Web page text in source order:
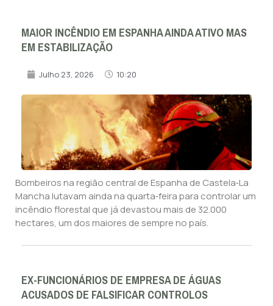
MAIOR INCÊNDIO EM ESPANHA AINDA ATIVO MAS
EM ESTABILIZAÇÃO
Julho 23, 2026 10:20
Bombeiros na região central de Espanha de Castela‑La
Mancha lutavam ainda na quarta‑feira para controlar um
incêndio florestal que já devastou mais de 32.000
hectares, um dos maiores de sempre no país.
EX-FUNCIONÁRIOS DE EMPRESA DE ÁGUAS
ACUSADOS DE FALSIFICAR CONTROLOS